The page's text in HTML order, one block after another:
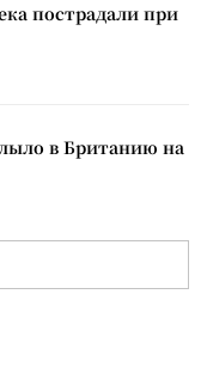
пострадали при
в Британию на